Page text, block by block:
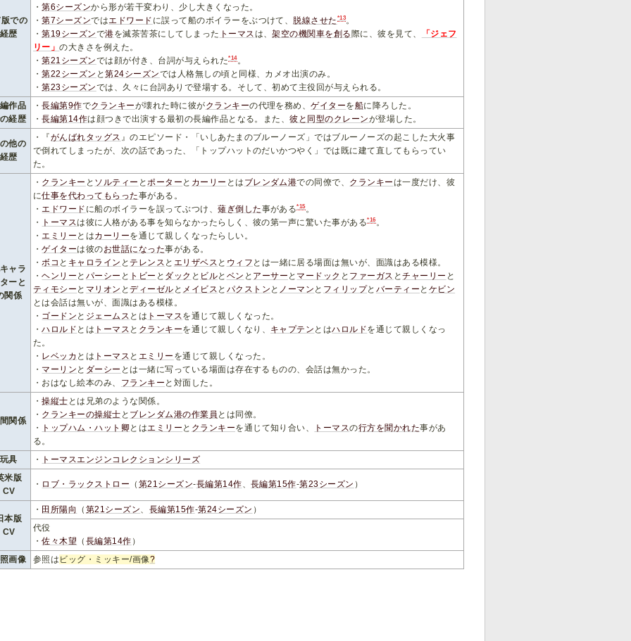
での
経歴
・第6シーズンから形が若干変わり、少し大きくなった。
・第7シーズンではエドワード に誤って船のボイラーをぶつけて、 脱線させた *13。
・第19シーズンで港を滅茶苦茶にしてしまった トーマスは、架空の機関車を創る 際に、彼を見て、
「ジェフ
リー」の大きさを例えた。
・第21シーズンでは顔が付き、台詞が与えられた*14。
・第22シーズン と第24シーズンでは人格無しの頃と同様、カメオ出演のみ。
・第23シーズンでは、久々に台詞ありで登場する。そして、初めて主役回が与えられる。
作品
経歴
・長編第9作でクランキーが壊れた時に彼がクランキーの代理を務め、ゲイターを船に降ろした。
・長編第14作は顔つきで出演する最初の長編作品となる。また、彼と同型のクレーンが登場した。
他の
経歴
・『がんばれタッグス 』のエピソード・「いしあたまのブルーノーズ」ではブルーノーズの起こした大火事
で倒れてしまったが、次の話であった、「トップハットのだいかつやく」では既に建て直してもらってい
た。
ャラ
ーと
関係
・ クランキー と ソルティー とポーター と カーリー とは ブレンダム港での同僚で、 クランキーは一度だけ、彼
に仕事を代わってもらった事がある。
・エドワード に船のボイラーを誤ってぶつけ、薙ぎ倒した事がある*15。
・
トーマスは彼に人格がある事を知らなかったらしく、彼の第一声に驚いた事がある*16。
・エミリー とはカーリーを通じて親しくなったらしい。
・ゲイターは彼のお世話になった事がある。
・ボコ と キャロライン とテレンス と エリザベス と ウィフ とは一緒に居る場面は無いが、面識はある模様。
・ヘンリー と パーシー と トビー と ダック と ビルと ベン と アーサー と マードック と ファーガス とチャーリー と
ティモシー と マリオン とディーゼル と メイビス と パクストン と ノーマン と フィリップと バーティー と ケビン
とは会話は無いが、面識はある模様。
・ ゴードン と ジェームス とは トーマスを通じて親しくなった。
・ハロルド とは トーマス と クランキーを通じて親しくなり、 キャプテン とはハロルドを通じて親しくなっ
た。
・ レベッカ とは トーマス と エミリー を通じて親しくなった。
・ マーリン と ダーシー とは一緒に写っている場面は存在するものの、会話は無かった。
・おはなし絵本のみ、 フランキー と対面した。
関係
・操縦士 とは兄弟のような関係。
・ クランキーの操縦士 と ブレンダム港の作業員 とは同僚。
・
トップハム・ハット卿 とはエミリー と クランキーを通じて知り合い、 トーマスの行方を聞かれた事があ
る。
玩具
・
トーマスエンジンコレクションシリーズ
米版
CV
・ ロブ・ラックストロー （ 第21シーズン-長編第14作、長編第15作-第23シーズン ）
本版
CV
・ 田所陽向 （ 第21シーズン、 長編第15作-第24シーズン ）
代役
・佐々木望 （ 長編第14作 ）
画像
参照は ビッグ・ミッキー/画像?